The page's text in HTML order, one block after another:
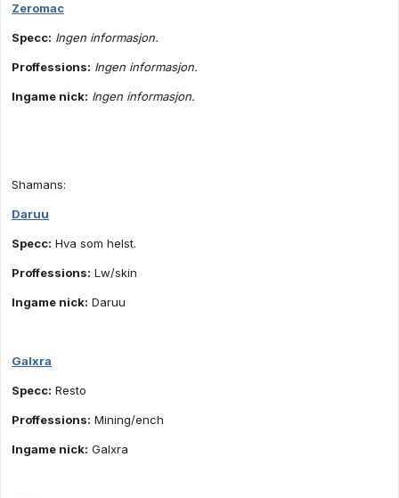
Zeromac
Specc: Ingen informasjon.
Proffessions: Ingen informasjon.
Ingame nick: Ingen informasjon.
Shamans:
Daruu
Specc: Hva som helst.
Proffessions: Lw/skin
Ingame nick: Daruu
Galxra
Specc: Resto
Proffessions: Mining/ench
Ingame nick: Galxra